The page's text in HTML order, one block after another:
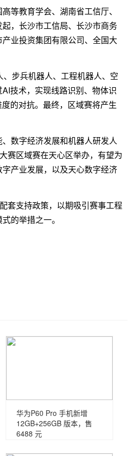
等教育学会、湖南省工信厅、
，长沙市工信局、长沙市商务
业投资集团有限公司、全国大
步兵机器人、工程机器人、空
技术，实现线路识别、物体识
的对抗。最终，区域赛将产生
数字经济发展和机器人研发人
赛区域赛在天心区举办，有望为
产业发展，以及天心数字经济
套支持政策，以期吸引赛事工程
的举措之一。
华为P60 Pro 手机新增
12GB+256GB 版本，售
6488 元